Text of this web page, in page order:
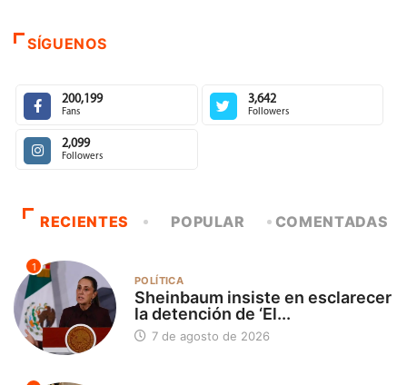
SÍGUENOS
200,199
Fans
3,642
Followers
2,099
Followers
RECIENTES POPULAR COMENTADAS
1
POLÍTICA
Sheinbaum insiste en esclarecer
la detención de ‘El...
7 de agosto de 2026